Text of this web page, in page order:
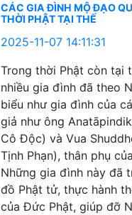
CÁC GIA ĐÌNH MỘ ĐẠO
THỜI PHẬT TẠI THẾ
2025-11-07 14:11:31
Trong thời Phật còn tại
nhiều gia đình đã theo
biểu như gia đình của
giả như ông
Cô Độc) và Vua
Tịnh Phạn), thân phụ
Những gia đình này đã
đồ Phật tử, thực hành
của Đức Phật, giúp đỡ